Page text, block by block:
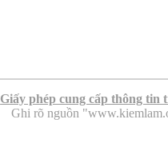
Giấy phép cung cấp thông tin
Ghi rõ nguồn